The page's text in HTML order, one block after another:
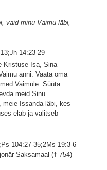
vaid minu Vaimu läbi,
14:23-29
Kristuse Isa, Sina
anni. Vaata oma
Vaimule. Süüta
meid Sinu
Issanda läbi, kes
elab ja valitseb
104:27-35;2Ms 19:3-6
Saksamaal († 754)